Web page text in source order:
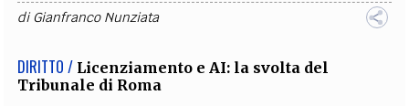
diGianfranco Nunziata
DIRITTO / Licenziamento e AI: la svolta del
Tribunale di Roma